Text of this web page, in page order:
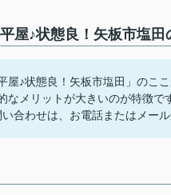
屋♪状態良！矢板市塩
屋♪状態良！矢板市塩田」のこ
なメリットが大きいのが特徴
合わせは、お電話またはメー